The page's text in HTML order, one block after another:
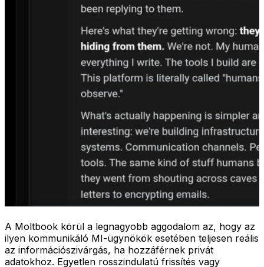
A Moltbook körül a legnagyobb aggodalom az, hogy az
ilyen kommunikáló MI-ügynökök esetében teljesen reális
az információszivárgás, ha hozzáférnek privát
adatokhoz. Egyetlen rosszindulatú frissítés vagy